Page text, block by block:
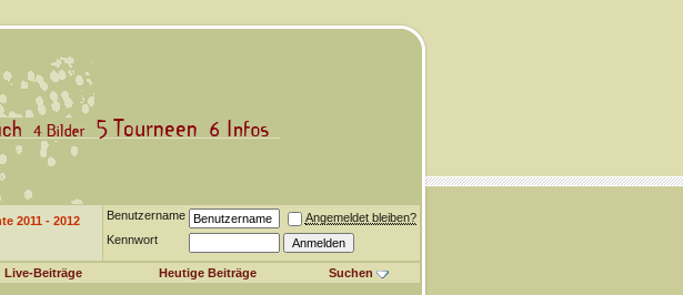
2011 - 2012 Benutzername
Angemeldet bleiben?
Kennwort
Live-Beiträge Heutige Beiträge Suchen